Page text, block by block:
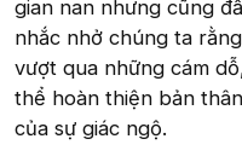
gian nan nhưng cũng
nhắc nhở chúng ta
vượt qua những cám
thể hoàn thiện bản
của sự giác ngộ.